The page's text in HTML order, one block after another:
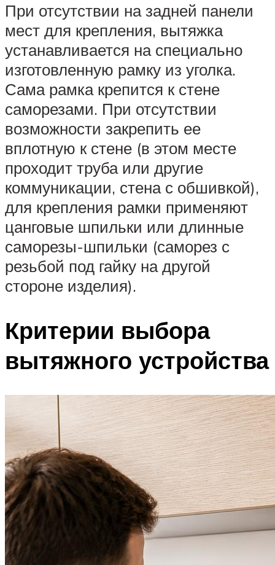
При отсутствии на задней панели
мест для крепления, вытяжка
устанавливается на специально
изготовленную рамку из уголка.
Сама рамка крепится к стене
саморезами. При отсутствии
возможности закрепить ее
вплотную к стене (в этом месте
проходит труба или другие
коммуникации, стена с обшивкой),
для крепления рамки применяют
цанговые шпильки или длинные
саморезы-шпильки (саморез с
резьбой под гайку на другой
стороне изделия).
Критерии выбора
вытяжного устройства